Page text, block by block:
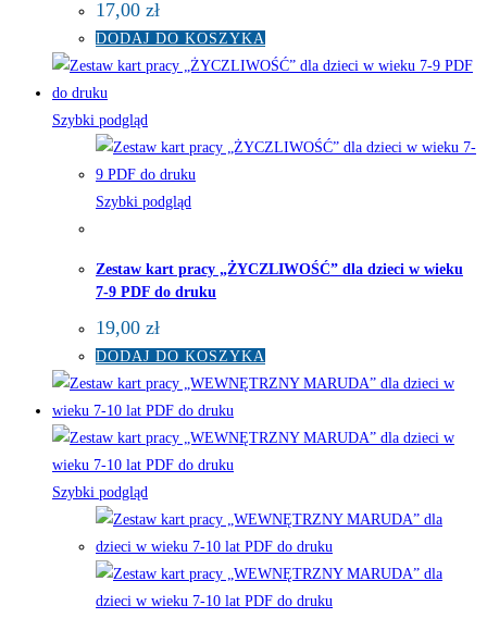
17,00 zł
DODAJ DO KOSZYKA
Szybki podgląd
Szybki podgląd
Zestaw kart pracy „ŻYCZLIWOŚĆ” dla dzieci w wieku
7-9 PDF do druku
19,00 zł
DODAJ DO KOSZYKA
Szybki podgląd